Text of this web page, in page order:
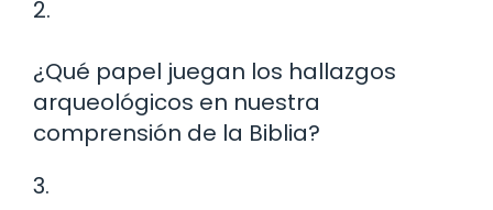
2.
¿Qué papel juegan los hallazgos
arqueológicos en nuestra
comprensión de la Biblia?
3.